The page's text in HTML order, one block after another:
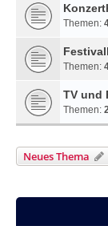
Themen:
Themen:
TV und
Themen:
Neues Thema